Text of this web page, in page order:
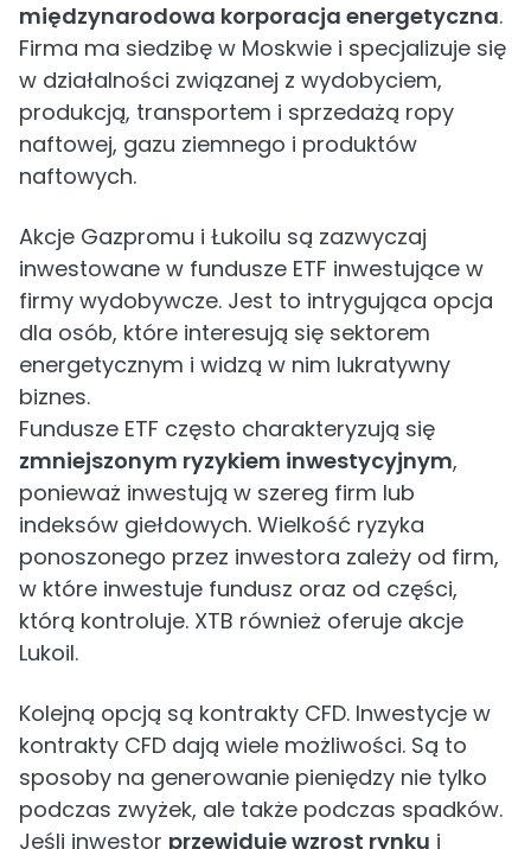
międzynarodowa korporacja energetyczna.
Firma ma siedzibę w Moskwie i specjalizuje się
w działalności związanej z wydobyciem,
produkcją, transportem i sprzedażą ropy
naftowej, gazu ziemnego i produktów
naftowych.
Akcje Gazpromu i Łukoilu są zazwyczaj
inwestowane w fundusze ETF inwestujące w
firmy wydobywcze. Jest to intrygująca opcja
dla osób, które interesują się sektorem
energetycznym i widzą w nim lukratywny
biznes.
Fundusze ETF często charakteryzują się
zmniejszonym ryzykiem inwestycyjnym,
ponieważ inwestują w szereg firm lub
indeksów giełdowych. Wielkość ryzyka
ponoszonego przez inwestora zależy od firm,
w które inwestuje fundusz oraz od części,
którą kontroluje. XTB również oferuje akcje
Lukoil.
Kolejną opcją są kontrakty CFD. Inwestycje w
kontrakty CFD dają wiele możliwości. Są to
sposoby na generowanie pieniędzy nie tylko
podczas zwyżek, ale także podczas spadków.
Jeśli inwestor przewiduje wzrost rynku i